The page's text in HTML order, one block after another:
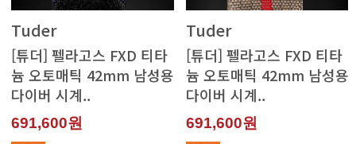
Tuder
다이버 시계..
691,600원
Tuder
다이버 시계..
691,600원